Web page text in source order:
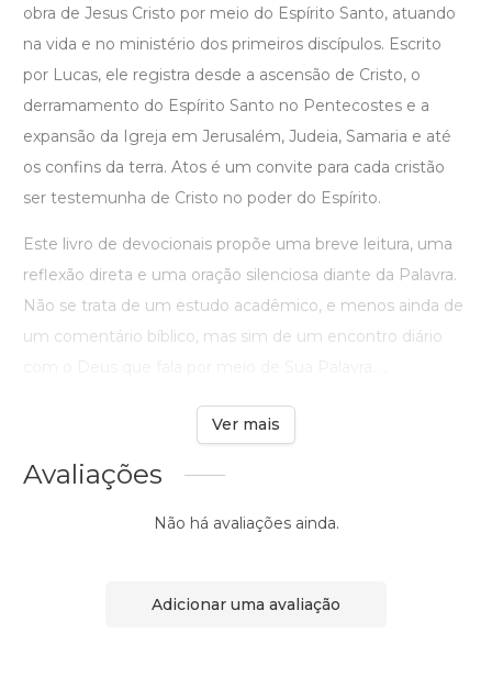
obra de Jesus Cristo por meio do Espírito Santo, atuando
na vida e no ministério dos primeiros discípulos. Escrito
por Lucas, ele registra desde a ascensão de Cristo, o
derramamento do Espírito Santo no Pentecostes e a
expansão da Igreja em Jerusalém, Judeia, Samaria e até
os confins da terra. Atos é um convite para cada cristão
ser testemunha de Cristo no poder do Espírito.
Este livro de devocionais propõe uma breve leitura, uma
reflexão direta e uma oração silenciosa diante da Palavra.
Não se trata de um estudo acadêmico, e menos ainda de
um comentário bíblico, mas sim de um encontro diário
Ver mais
Avaliações
Não há avaliações ainda.
Adicionar uma avaliação